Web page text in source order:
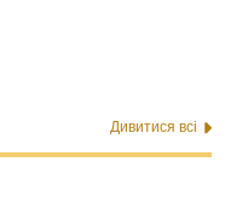
Дивитися всі